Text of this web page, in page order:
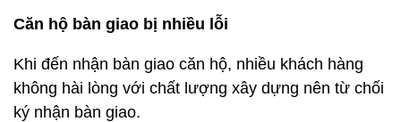
Căn hộ bàn giao bị nhiều lỗi
Khi đến nhận bàn giao căn hộ, nhiều khách hàng
không hài lòng với chất lượng xây dựng nên từ chối
ký nhận bàn giao.